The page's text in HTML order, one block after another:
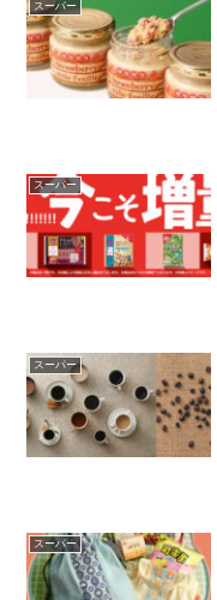
スーパー
スーパー
スーパー
スーパー